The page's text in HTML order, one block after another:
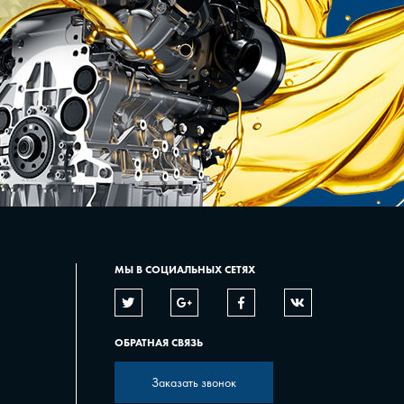
МЫ В СОЦИАЛЬНЫХ СЕТЯХ
ОБРАТНАЯ СВЯЗЬ
Заказать звонок